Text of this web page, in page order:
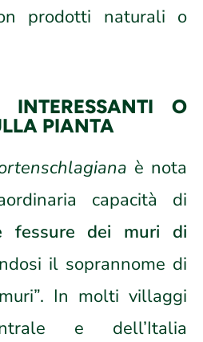
prodotti naturali o
INTERESSANTI O
PIANTA
è nota
capacità di
fessure dei muri di
il soprannome di
In molti villaggi
e dell’Italia